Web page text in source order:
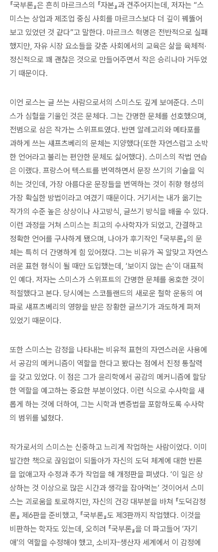
『국부론』은 흔히 마르크스의 『자본』과 견주어지는데, 저자는 “스
미스는 상업과 제조업 중심 사회를 마르크스보다 더 깊이 꿰뚫어
보고 있었던 것 같다”고 말한다. 마르크스 혁명은 전반적으로 실패
했지만, 자유 시장 요소들을 갖춘 사회에서의 교육은 삶을 육체적·
정신적으로 꽤 괜찮은 것으로 만들어주면서 작은 승리나마 거두었
기 때문이다.
이언 로스는 글 쓰는 사람으로서의 스미스도 깊게 보여준다. 스미
스가 심혈을 기울인 것은 문체다. 그는 간명한 문체를 선호했으며,
전범으로 삼은 작가는 스위프트였다. 반면 알레고리와 메타포를
과하게 쓰는 섀프츠베리의 문체는 지양했다(또한 자연스럽고 소박
한 언어라고 불리는 편안한 문체도 싫어했다). 스미스의 작법 연습
은 이랬다. 프랑스어 텍스트를 번역하면서 문장 쓰기의 기술을 익
히는 것인데, 가장 아름다운 문장들을 번역하는 것이 취향 형성의
가장 확실한 방법이라고 여겼기 때문이다. 거기서는 내가 옮기는
작가의 수준 높은 상상이나 사고방식, 글쓰기 방식을 배울 수 있다.
이런 과정을 거쳐 스미스는 최고의 수사학자가 되었고, 간결하고
정확한 언어를 구사하게 됐으며, 나아가 후기작인 『국부론』의 문
체는 특히 더 간명하게 힘 있어졌다. 그는 비유가 꼭 알맞고 자연스
러운 표현 형식이 될 때만 도입했는데, ‘보이지 않는 손’이 대표적
인 예다. 저자는 스미스가 스위프트의 간명한 문체를 옹호한 것이
적절했다고 본다. 당시에는 스코틀랜드의 새로운 철학 운동의 여
파로 섀프츠베리의 영향을 받은 장황한 글쓰기가 과도하게 퍼져
있었기 때문이다.
또한 스미스는 감정을 나타내는 비유적 표현의 자연스러운 사용에
서 공감의 메커니즘이 역할을 한다고 봤다는 점에서 진정 통찰력
을 갖고 있었다. 이 점은 그가 윤리학에서 공감의 메커니즘에 할당
한 역할을 예고하는 중요한 부분이었다. 이런 식으로 수사학을 새
롭게 하는 것에 더하여, 그는 시학과 변증법을 포함하도록 수사학
의 범위를 넓혔다.
작가로서의 스미스는 신중하고 느리게 작업하는 사람이었다. 이미
발간한 책으로 끊임없이 되돌아가 자신의 도덕 체계에 대한 반론
을 없애고자 수정과 추가 작업을 해 개정판을 펴냈다. ‘이 일은 상
상하는 것 이상으로 많은 시간과 생각을 잡아먹는’ 것이어서 스미
스는 괴로움을 토로하지만, 자신의 건강 대부분을 바쳐 『도덕감정
론』 제6판을 준비했고, 『국부론』도 제3판까지 작업했다. 이것을
비판하는 학자도 있는데, 오히려 『국부론』을 더 파고들어 ‘자기
애’의 역할을 수정해야 했고, 소비자-생산자 세계에서 이 감정에